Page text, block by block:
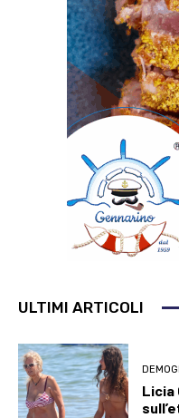
ULTIMI ARTICOLI
Licia